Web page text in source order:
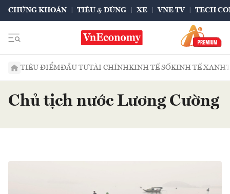
CHỨNG KHOÁN TIÊU & DÙNG XE VNE TV TECH
TIÊU ĐIỂMĐẦU TƯTÀI CHÍNHKINH TẾ SỐKINH TẾ XANH
Chủ tịch nước Lương Cường